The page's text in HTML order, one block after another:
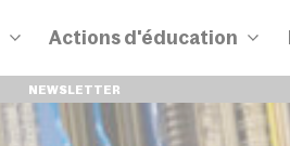
Actions d'éducation
NEWSLETTER